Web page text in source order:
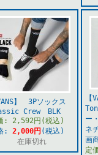
】 3Pソックス
Crew BLK
: 2,592円(税込)
: 2,000円 (税込)
在庫切れ
ー
ネ
画
定